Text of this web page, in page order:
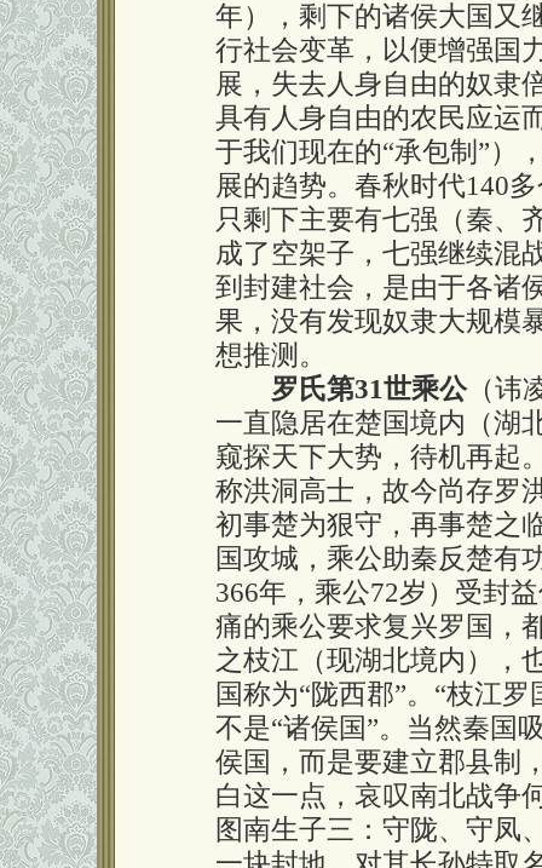
年），剩下的诸侯大国又
行社会变革，以便增强国
展，失去人身自由的奴隶
具有人身自由的农民应运
于我们现在的“承包制”）
展的趋势。春秋时代140
只剩下主要有七强（秦、
成了空架子，七强继续混
到封建社会，是由于各诸
果，没有发现奴隶大规模
想推测。
罗氏第31世乘公（讳
一直隐居在楚国境内（湖
窥探天下大势，待机再起
称洪洞高士，故今尚存罗
初事楚为狠守，再事楚之
国攻城，乘公助秦反楚有
366年，乘公72岁）受封
痛的乘公要求复兴罗国，
之枝江（现湖北境内），
国称为“陇西郡”。“枝江
不是“诸侯国”。当然秦国
侯国，而是要建立郡县制
白这一点，哀叹南北战争
图南生子三：守陇、守凤